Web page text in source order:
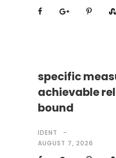
specific
achievable
bound
IDENT
AUGUST 7, 2026